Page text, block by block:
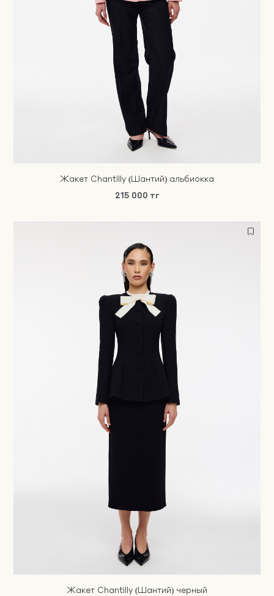
Жакет Chantilly (Шантий) альбиокка
215 000 тг
Жакет Chantilly (Шантий) черный